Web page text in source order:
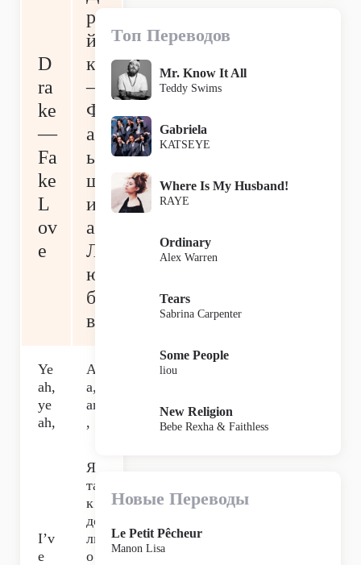
D
ra
ke
—
Fa
ke
L
ov
e
ре
й
к
—
Ф
ал
ь
ш
ив
ая
Л
ю
бо
вь
Ye
ah,
ye
ah,
Аг
а,
ага
,
I’v
e
Я
та
к
до
лг
о
Топ Переводов
Mr. Know It All
Teddy Swims
Gabriela
KATSEYE
Where Is My Husband!
RAYE
Ordinary
Alex Warren
Tears
Sabrina Carpenter
Some People
liou
New Religion
Bebe Rexha & Faithless
Новые Переводы
Le Petit Pêcheur
Manon Lisa